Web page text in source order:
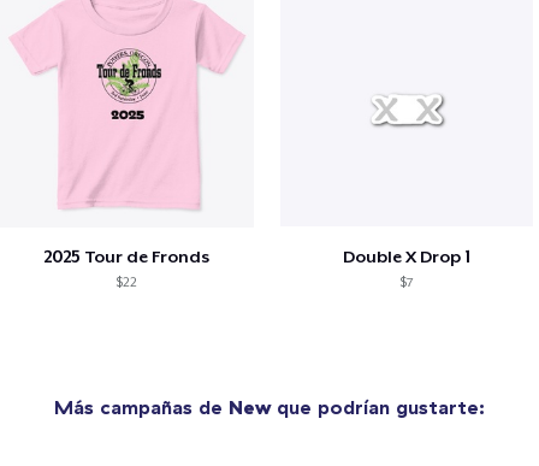
2025 Tour de Fronds
$22
Double X Drop 1
$7
Más campañas de Newque podrían gustarte: